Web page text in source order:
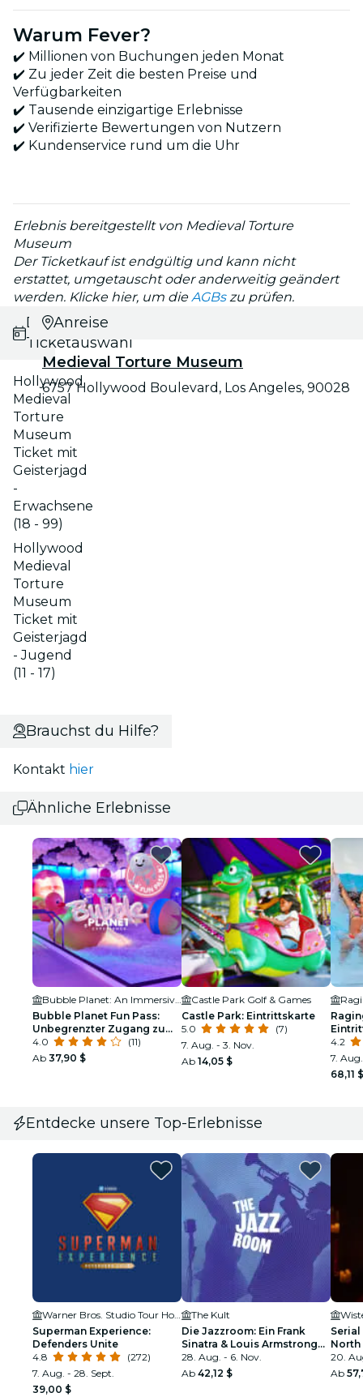
Warum Fever?
✔️ Millionen von Buchungen jeden Monat
✔️ Zu jeder Zeit die besten Preise und
Verfügbarkeiten
✔️ Tausende einzigartige Erlebnisse
✔️ Verifizierte Bewertungen von Nutzern
✔️ Kundenservice rund um die Uhr
Erlebnis bereitgestellt von Medieval Torture
Museum
Der Ticketkauf ist endgültig und kann nicht
erstattet, umgetauscht oder anderweitig geändert
werden. Klicke hier, um die AGBszu prüfen.
Datums- und
Ticketauswahl
Hollywood
Medieval
Torture
Museum
Ticket mit
Geisterjagd
-
Erwachsene
(18 - 99)
Hollywood
Medieval
Torture
Museum
Ticket mit
Geisterjagd
- Jugend
(11 - 17)
Anreise
Medieval Torture Museum
6757 Hollywood Boulevard, Los Angeles, 90028
Brauchst du Hilfe?
Kontakt hier
Ähnliche Erlebnisse
Bubble Planet Fun Pass:
Unbegrenzter Zugang zu
Bubble Planet Los Angeles
für 6 Monate
4.0
(11)
Ab 37,90 $
Castle Park Golf & Games
Castle Park: Eintrittskarte
5.0
(7)
7. Aug. - 3. Nov.
Ab 14,05 $
4.2
7.
68,11 $
Entdecke unsere Top-Erlebnisse
Superman Experience:
Defenders Unite
4.8
(272)
7. Aug. - 28. Sept.
39,00 $
The Kult
Die Jazzroom: Ein Frank
Sinatra & Louis Armstrong
Tribut
28. Aug. - 6. Nov.
Ab 42,12 $
20.
Ab